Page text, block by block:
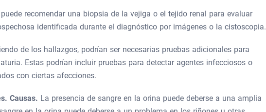
recomendar una biopsia de la vejiga o el tejido renal para evaluar
identificada durante el diagnóstico por imágenes o la cistoscopia.
de los hallazgos, podrían ser necesarias pruebas adicionales para
Estas podrían incluir pruebas para detectar agentes infecciosos o
con ciertas afecciones.
Causas. La presencia de sangre en la orina puede deberse a una amplia